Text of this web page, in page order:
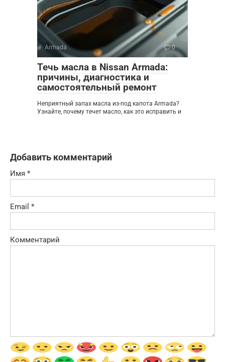
Armada 0
Течь масла в Nissan Armada:
причины, диагностика и
самостоятельный ремонт
Неприятный запах масла из-под капота Armada?
Узнайте, почему течет масло, как это исправить и
Добавить комментарий
Имя *
Email *
Комментарий